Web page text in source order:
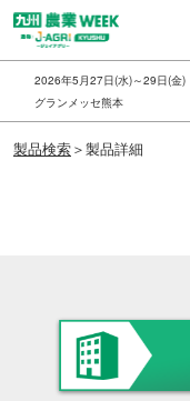
ス
キ
ッ
し
て
2026年5月27日(水)～29日(金)
グランメッセ熊本
製品検索＞製品詳細